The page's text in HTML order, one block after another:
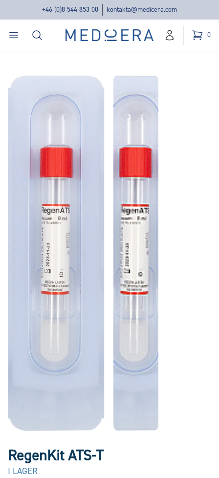
+46 (0)8 544 853 00 kontakta@medicera.com
Öppna menyn
Sök Medicera | New Medic Era AB konto Kundvagn
0
varor i
RegenKit ATS-T
I LAGER